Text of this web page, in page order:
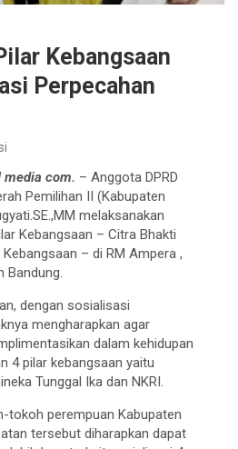
Kebangsaan
Perpecahan
media com. – Anggota DPRD
Pemilihan II (Kabupaten
melaksanakan
Kebangsaan – Citra Bhakti
– di RM Ampera ,
Bandung.
dengan sosialisasi
mengharapkan agar
dalam kehidupan
4 pilar kebangsaan yaitu
Tunggal Ika dan NKRI.
tokoh perempuan Kabupaten
tersebut diharapkan dapat